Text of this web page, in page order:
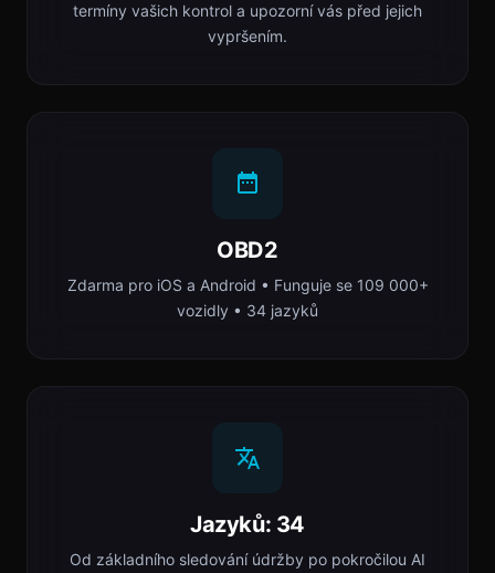
termíny vašich kontrol a upozorní vás před jejich
vypršením.
OBD2
Zdarma pro iOS a Android • Funguje se 109 000+
vozidly • 34 jazyků
Jazyků: 34
Od základního sledování údržby po pokročilou AI